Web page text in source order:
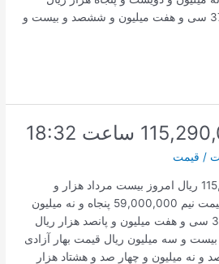
قیمت ربع سکه 37,625,000 سی و هفت میلیون و ششصد و بیست و
/ قیمت
قیمت زنده سکه 115,290,000 ریال امروز بیست مرداد هزار و
چهارصد ساعت 18:32:55 قیمت نیم 59,000,000 پنجاه و نه میلیون
ریال قیمت ربع 37,500,000 سی و هفت میلیون و پانصد هزار ریال
قیمت گرمی 23,000,000 بیست و سه میلیون ریال قیمت بهار آزادی